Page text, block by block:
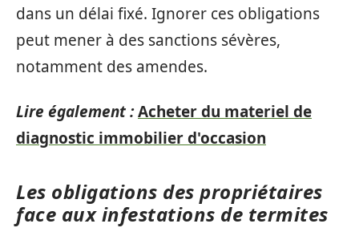
dans un délai fixé. Ignorer ces obligations
peut mener à des sanctions sévères,
notamment des amendes.
Lire également :Acheter du materiel de
diagnostic immobilier d'occasion
Les obligations des propriétaires
face aux infestations de termites